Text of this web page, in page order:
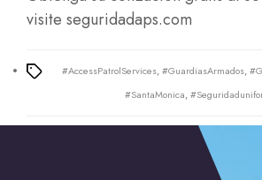
visite seguridadaps.com
Tags
#AccessPatrolServices,#GuardiasArmados,
#SantaMonica,